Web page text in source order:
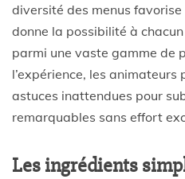
diversité des menus
donne la possibilité à
parmi une vaste gamme de
l’expérience, les
astuces inattendues pour
remarquables sans effort
Les ingrédients